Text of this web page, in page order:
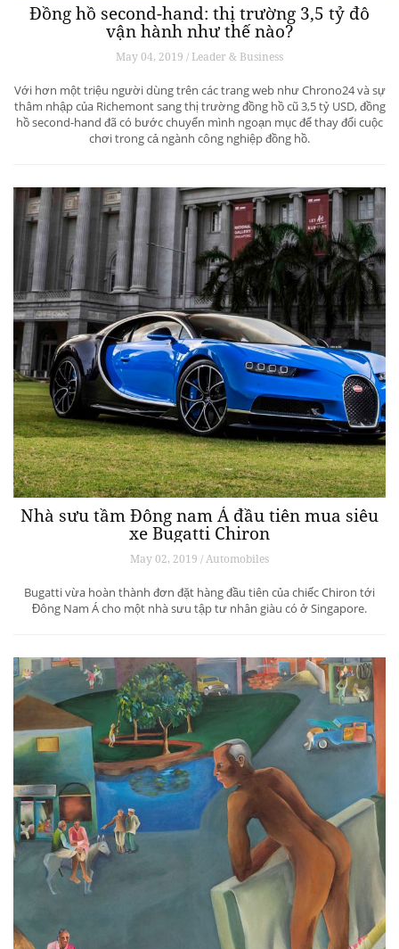
Đồng hồ second-hand: thị trường 3,5 tỷ đô
vận hành như thế nào?
May 04, 2019 / Leader & Business
Với hơn một triệu người dùng trên các trang web như Chrono24 và sự
thâm nhập của Richemont sang thị trường đồng hồ cũ 3,5 tỷ USD, đồng
hồ second-hand đã có bước chuyển mình ngoạn mục để thay đổi cuộc
chơi trong cả ngành công nghiệp đồng hồ.
Nhà sưu tầm Đông nam Á đầu tiên mua siêu
xe Bugatti Chiron
May 02, 2019 / Automobiles
Bugatti vừa hoàn thành đơn đặt hàng đầu tiên của chiếc Chiron tới
Đông Nam Á cho một nhà sưu tập tư nhân giàu có ở Singapore.